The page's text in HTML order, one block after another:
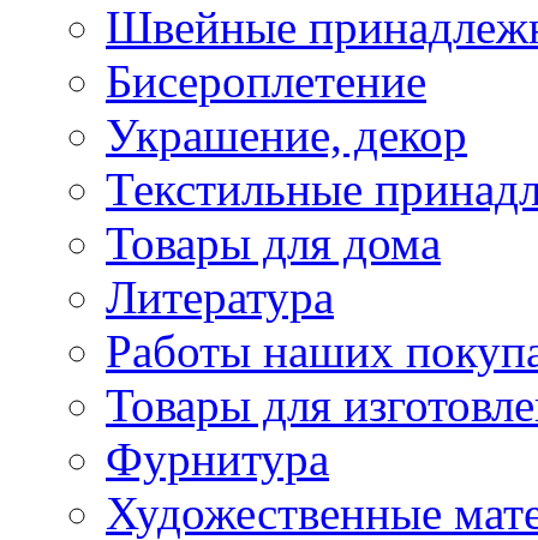
Швейные
Бисероплетение
Украшение, декор
Текстильные
Товары для дома
Литература
Работы наших
Товары для
Фурнитура
Художественные